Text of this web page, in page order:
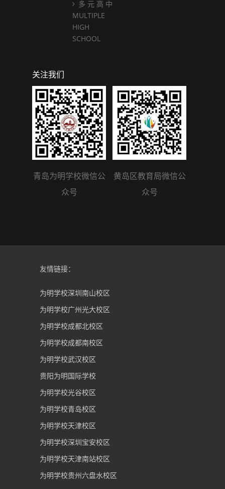
多 元 高 中
MULTIPLE
HIGH
SCHOOL
关注我们
青岛为明学校微信公
众号
黄岛区教育局微信公
众号
友情链接：
为明学校深圳南山校区
为明学校广州光大校区
为明学校成都北校区
为明学校成都南校区
为明学校武汉校区
贵阳为明国际学校
为明学校光谷校区
为明学校青岛校区
为明学校天津校区
为明学校深圳宝安校区
为明学校天津南站校区
为明学校贵州六盘水校区